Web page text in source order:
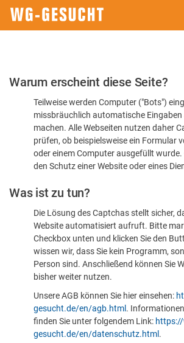
Bitte
dass
sind
Warum erscheint diese Seite?
Teilweise werden Computer ("Bots")
missbräuchlich automatische Eingaben
machen. Alle Webseiten nutzen daher
prüfen, ob beispielsweise ein Formular
oder einem Computer ausgefüllt
den Schutz einer Website oder eines
Was ist zu tun?
Die Lösung des Captchas stellt sicher,
Website automatisiert aufruft. Bitte
Checkbox unten und klicken Sie den
wissen wir, dass Sie kein Programm,
Person sind. Anschließend können Sie
bisher weiter nutzen.
Unsere AGB können Sie hier einsehen:
gesucht.de/en/agb.html .
finden Sie unter folgendem Link:
gesucht.de/en/datenschutz.html .